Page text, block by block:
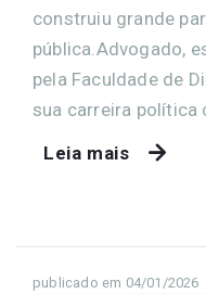
construiu grande
pública.Advogado,
pela Faculdade de
sua carreira política
Leia mais
publicado em 04/01/2026